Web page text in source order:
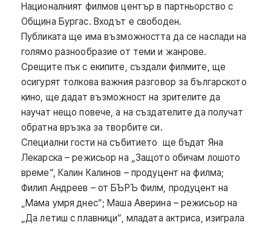
Националният филмов център в партньорство с
Община Бургас. Входът е свободен.
Публиката ще има възможността да се наслади на
голямо разнообразие от теми и жанрове.
Срещите пък с екипите, създали филмите, ще
осигурят толкова важния разговор за българското
кино, ще дадат възможност на зрителите да
научат нещо повече, а на създателите да получат
обратна връзка за творбите си.
Специални гости на събитието ще бъдат Яна
Лекарска – режисьор на „Защото обичам лошото
време“, Калин Калинов – продуцент на филма;
Филип Андреев – от БЪРЪ Филм, продуцент на
„Мама умря днес“; Маша Аверина – режисьор на
„Да летиш с плавници“, младата актриса, изиграла